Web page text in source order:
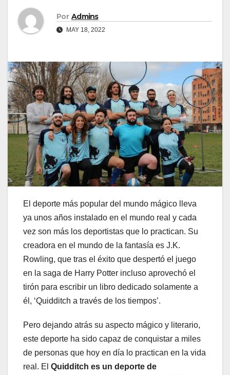
Por Admins
MAY 18, 2022
El deporte más popular del mundo mágico lleva
ya unos años instalado en el mundo real y cada
vez son más los deportistas que lo practican. Su
creadora en el mundo de la fantasía es J.K.
Rowling, que tras el éxito que despertó el juego
en la saga de Harry Potter incluso aprovechó el
tirón para escribir un libro dedicado solamente a
él, ‘Quidditch a través de los tiempos’.
Pero dejando atrás su aspecto mágico y literario,
este deporte ha sido capaz de conquistar a miles
de personas que hoy en día lo practican en la vida
real. El Quidditch es un deporte de